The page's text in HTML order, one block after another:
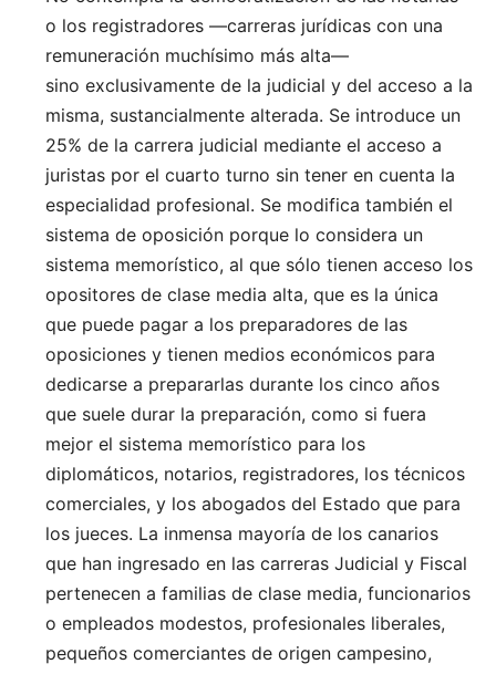
o los registradores —carreras jurídicas con una
remuneración muchísimo más alta—
sino exclusivamente de la judicial y del acceso a la
misma, sustancialmente alterada. Se introduce un
25% de la carrera judicial mediante el acceso a
juristas por el cuarto turno sin tener en cuenta la
especialidad profesional. Se modifica también el
sistema de oposición porque lo considera un
sistema memorístico, al que sólo tienen acceso los
opositores de clase media alta, que es la única
que puede pagar a los preparadores de las
oposiciones y tienen medios económicos para
dedicarse a prepararlas durante los cinco años
que suele durar la preparación, como si fuera
mejor el sistema memorístico para los
diplomáticos, notarios, registradores, los técnicos
comerciales, y los abogados del Estado que para
los jueces. La inmensa mayoría de los canarios
que han ingresado en las carreras Judicial y Fiscal
pertenecen a familias de clase media, funcionarios
o empleados modestos, profesionales liberales,
pequeños comerciantes de origen campesino,